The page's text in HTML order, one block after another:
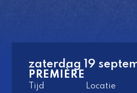
zaterdag 19
PREMIÈRE
Tijd
Locatie